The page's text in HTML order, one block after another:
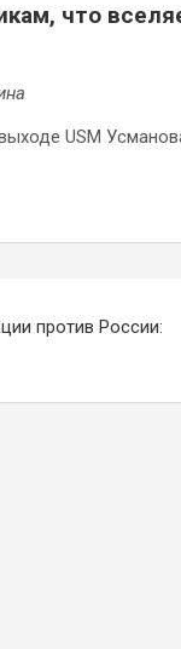
что
USM
против России: